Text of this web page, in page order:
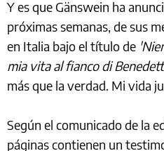
Y es que Gänswein ha
próximas semanas, de sus
en Italia bajo el título de
mia vita al fianco di
más que la verdad. Mi vida
Según el comunicado de la
páginas contienen un